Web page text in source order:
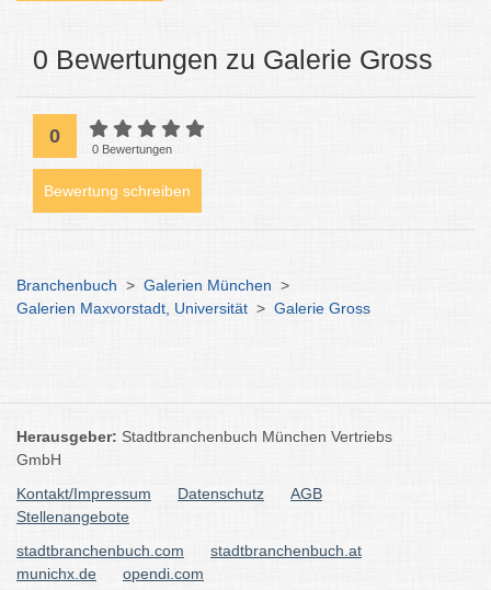
0 Bewertungen zu Galerie Gross
0
0 Bewertungen
Bewertung schreiben
Branchenbuch > Galerien München >
Galerien Maxvorstadt, Universität > Galerie Gross
Herausgeber: Stadtbranchenbuch München Vertriebs
GmbH
Kontakt/Impressum
Datenschutz
AGB
Stellenangebote
stadtbranchenbuch.com
stadtbranchenbuch.at
munichx.de
opendi.com